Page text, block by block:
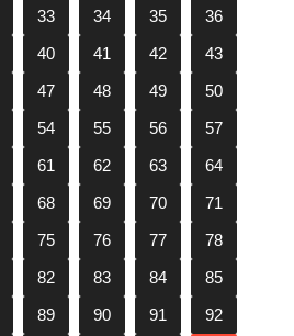
33 34 35
36
40 41 42
43
47 48 49
50
54 55 56
57
61 62 63
64
68 69 70
71
75 76 77
78
82 83 84
85
89 90 91
92